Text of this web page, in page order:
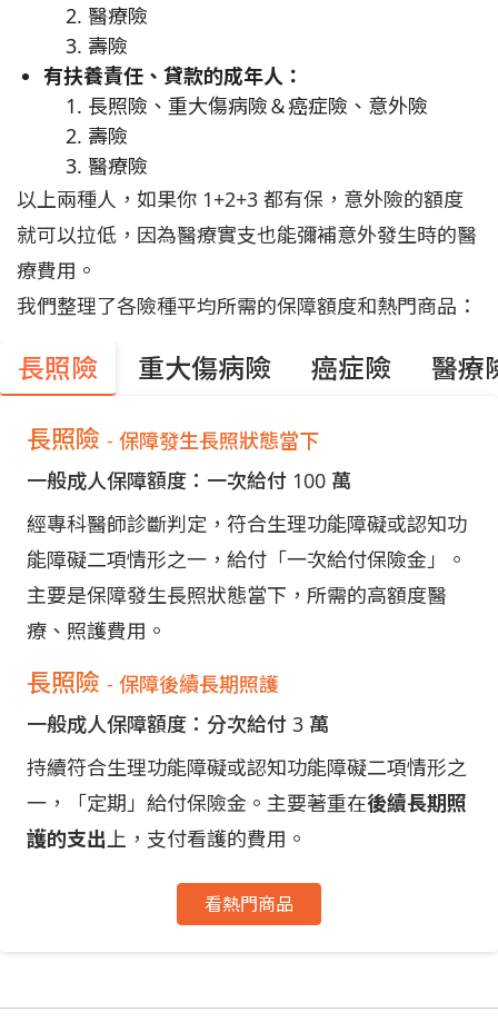
醫療險
壽險
有扶養責任、貸款的成年人：
長照險、重大傷病險＆癌症險、意外險
壽險
醫療險
以上兩種人，如果你 1+2+3 都有保，意外險的額度
就可以拉低，因為醫療實支也能彌補意外發生時的醫
療費用。
我們整理了各險種平均所需的保障額度和熱門商品：
長照險 重大傷病險 癌症險 醫療
長照險 - 保障發生長照狀態當下
一般成人保障額度：一次給付 100 萬
經專科醫師診斷判定，符合生理功能障礙或認知功
能障礙二項情形之一，給付「一次給付保險金」。
主要是保障發生長照狀態當下，所需的高額度醫
療、照護費用。
長照險 - 保障後續長期照護
一般成人保障額度：分次給付 3 萬
持續符合生理功能障礙或認知功能障礙二項情形之
一，「定期」給付保險金。主要著重在後續長期照
護的支出上，支付看護的費用。
看熱門商品